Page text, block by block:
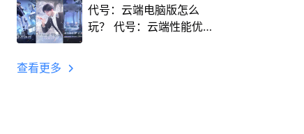
代号：云端电脑版怎么
玩？ 代号：云端性能优
查看更多